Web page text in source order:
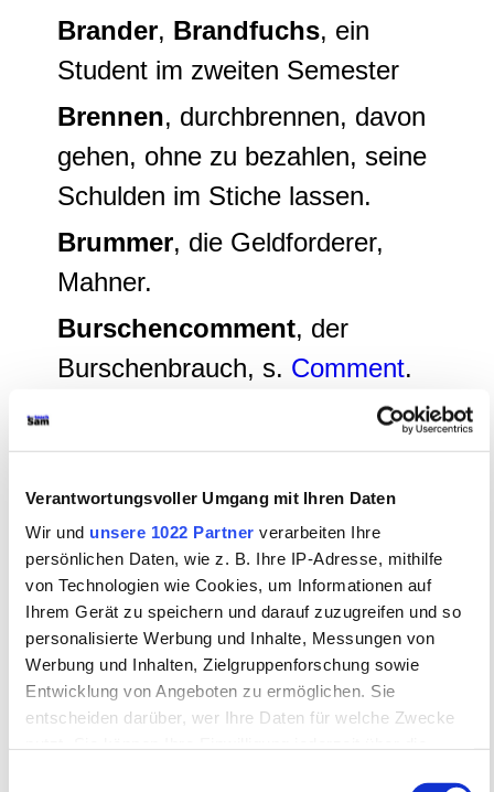
Verantwortungsvoller Umgang mit Ihren Daten
Wir und unsere 1022 Partner verarbeiten Ihre
persönlichen Daten, wie z. B. Ihre IP-Adresse, mithilfe
von Technologien wie Cookies, um Informationen auf
Ihrem Gerät zu speichern und darauf zuzugreifen und so
personalisierte Werbung und Inhalte, Messungen von
Werbung und Inhalten, Zielgruppenforschung sowie
Entwicklung von Angeboten zu ermöglichen. Sie
entscheiden darüber, wer Ihre Daten für welche Zwecke
Brander, Brandfuchs, ein
Student im zweiten Semester
Brennen, durchbrennen, davon
gehen, ohne zu bezahlen, seine
Schulden im Stiche lassen.
Brummer, die Geldforderer,
Mahner.
Burschencomment, der
Burschenbrauch, s. Comment.
, der Ueberbringer
Chargen, Aemter bei den
burschenschaftlichen und
landsmannschaftlichen
Verbindungen, und dieChargirten
waren die Beamten bei einer
solchen Verbindung. -- Cerevisia,
s.Biergöttin.